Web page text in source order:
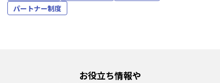
パートナー制度
お役立ち情報や